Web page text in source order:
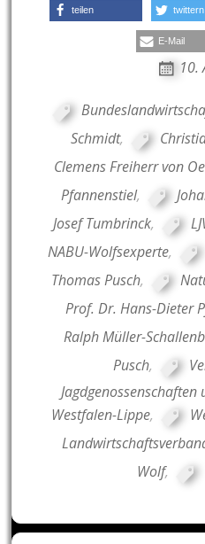
teilen twittern
E-Mail
10.
Schmidt,
Clemens Freiherr von
Pfannenstiel,
Josef Tumbrinck,
NABU-Wolfsexperte,
Thomas Pusch,
Prof. Dr. Hans-Dieter
Ralph Müller-
Pusch,
Jagdgenossenschaften
Westfalen-Lippe,
Wolf,